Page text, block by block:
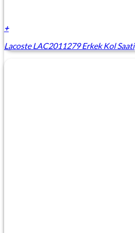
+
Lacoste LAC2011279 Erkek Kol Saati